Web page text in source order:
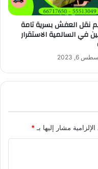
نقل العفش بسرية تامة
في السالمية الاستقرار
6, 2023
مشار إليها بـ*